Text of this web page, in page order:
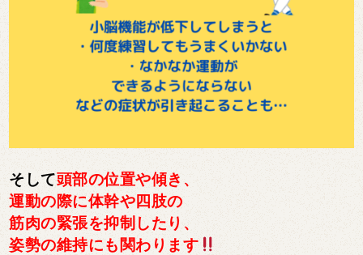
そして頭部の位置や傾き、
運動の際に体幹や四肢の
筋肉の緊張を抑制したり、
姿勢の維持にも関わります